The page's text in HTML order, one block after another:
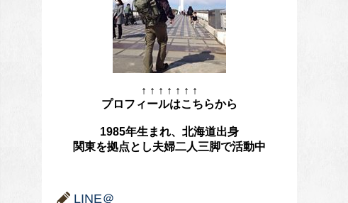
↑ ↑ ↑ ↑ ↑ ↑ ↑
プロフィールはこちらから
1985年生まれ、北海道出身
関東を拠点とし夫婦二人三脚で活動中
LINE＠